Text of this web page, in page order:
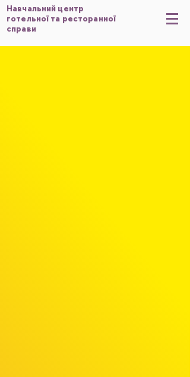
Навчальний центр
готельної та ресторанної
справи